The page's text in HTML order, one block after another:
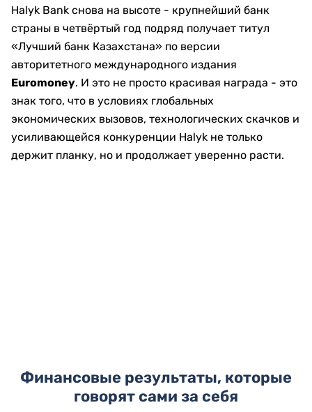
Halyk Bank снова на высоте - крупнейший банк
страны в четвёртый год подряд получает титул
«Лучший банк Казахстана» по версии
авторитетного международного издания
Euromoney. И это не просто красивая награда - это
знак того, что в условиях глобальных
экономических вызовов, технологических скачков и
усиливающейся конкуренции Halyk не только
держит планку, но и продолжает уверенно расти.
Финансовые результаты, которые
говорят сами за себя